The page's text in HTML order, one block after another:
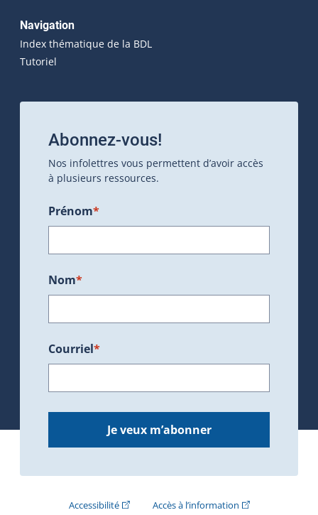
Navigation
Index thématique de la BDL
Tutoriel
Abonnez-vous!
Nos infolettres vous permettent d’avoir accès
à plusieurs ressources.
Prénom*
Nom*
Courriel*
Je veux m’abonner
Accessibilité(Cet hyperlien externe s'ouvrira dans une
Accès à l’information(Cet hyperlien